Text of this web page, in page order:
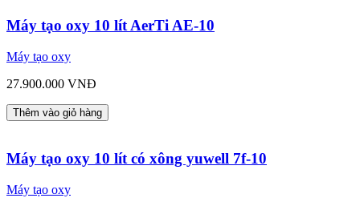
Máy tạo oxy 10 lít AerTi AE-10
Máy tạo oxy
27.900.000 VNĐ
Thêm vào giỏ hàng
Máy tạo oxy 10 lít có xông yuwell 7f-10
Máy tạo oxy